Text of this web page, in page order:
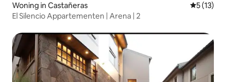
Woning in Castañeras
5 (13)
El Silencio Appartementen | Arena | 2